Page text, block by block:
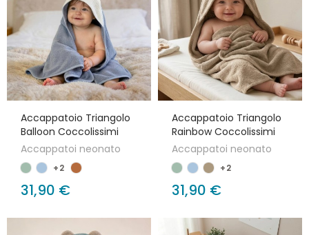
Accappatoio Triangolo
Balloon Coccolissimi
Accappatoi neonato
+2
31,90 €
Accappatoio Triangolo
Rainbow Coccolissimi
Accappatoi neonato
+2
31,90 €